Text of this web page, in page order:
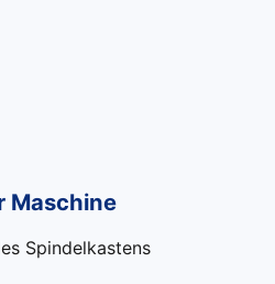
Maschine
Spindelkastens